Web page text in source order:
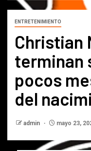
ENTRETENIMIENTO
Christian
terminan
pocos
del
admin mayo 23,